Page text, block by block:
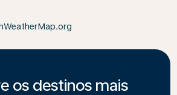
os destinos mais